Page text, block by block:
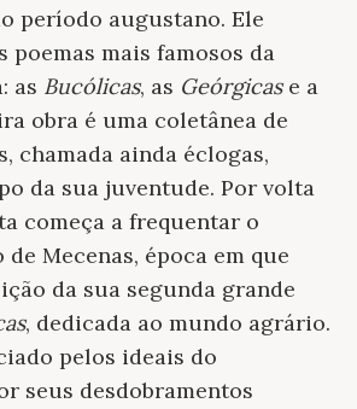
período augustano. Ele
poemas mais famosos da
as Bucólicas, as Geórgicase a
obra é uma coletânea de
chamada ainda éclogas,
da sua juventude. Por volta
começa a frequentar o
Mecenas, época em que
da sua segunda grande
, dedicada ao mundo agrário.
pelos ideais do
seus desdobramentos